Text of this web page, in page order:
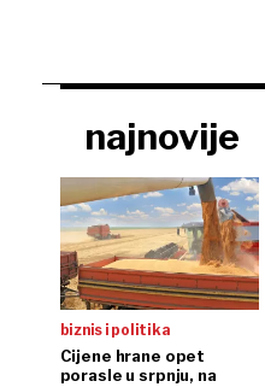
najnovije
biznis i politika
Cijene hrane opet
porasle u srpnju, na